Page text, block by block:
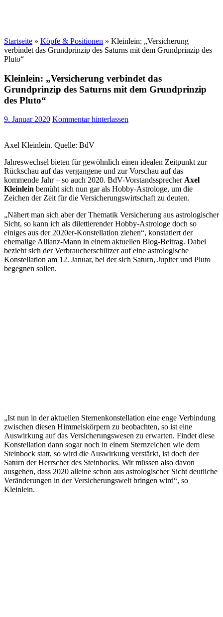
Startseite » Köpfe & Positionen » Kleinlein: „Versicherung
verbindet das Grundprinzip des Saturns mit dem Grundprinzip des
Pluto“
Kleinlein: „Versicherung verbindet das
Grundprinzip des Saturns mit dem Grundprinzip
des Pluto“
9. Januar 2020 Kommentar hinterlassen
Axel Kleinlein. Quelle: BdV
Jahreswechsel bieten für gewöhnlich einen idealen Zeitpunkt zur
Rückschau auf das vergangene und zur Vorschau auf das
kommende Jahr – so auch 2020. BdV-VorstandssprecherAxel
Kleinlein bemüht sich nun gar als Hobby-Astrologe, um die
Zeichen der Zeit für die Versicherungswirtschaft zu deuten.
„Nähert man sich aber der Thematik Versicherung aus astrologischer
Sicht, so kann ich als dilettierender Hobby-Astrologe doch so
einiges aus der 2020er-Konstellation ziehen“, konstatiert der
ehemalige Allianz-Mann in einem aktuellen Blog-Beitrag. Dabei
bezieht sich der Verbraucherschützer auf eine astrologische
Konstellation am 12. Januar, bei der sich Saturn, Jupiter und Pluto
begegnen sollen.
„Ist nun in der aktuellen Sternenkonstellation eine enge Verbindung
zwischen diesen Himmelskörpern zu beobachten, so ist eine
Auswirkung auf das Versicherungswesen zu erwarten. Findet diese
Konstellation dann sogar noch in einem Sternzeichen wie dem
Steinbock statt, so wird die Auswirkung verstärkt, ist doch der
Saturn der Herrscher des Steinbocks. Wir müssen also davon
ausgehen, dass 2020 alleine schon aus astrologischer Sicht deutliche
Veränderungen in der Versicherungswelt bringen wird“, so
Kleinlein.